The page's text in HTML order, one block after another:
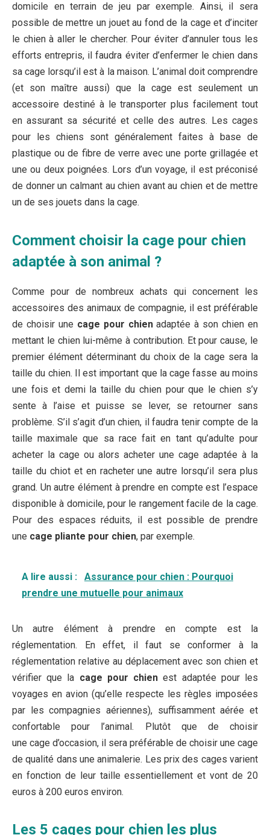
domicile en terrain de jeu par exemple. Ainsi, il sera
possible de mettre un jouet au fond de la cage et d’inciter
le chien à aller le chercher. Pour éviter d’annuler tous les
efforts entrepris, il faudra éviter d’enfermer le chien dans
sa cage lorsqu’il est à la maison. L’animal doit comprendre
(et son maître aussi) que la cage est seulement un
accessoire destiné à le transporter plus facilement tout
en assurant sa sécurité et celle des autres. Les cages
pour les chiens sont généralement faites à base de
plastique ou de fibre de verre avec une porte grillagée et
une ou deux poignées. Lors d’un voyage, il est préconisé
de donner un calmant au chien avant au chien et de mettre
un de ses jouets dans la cage.
Comment choisir la cage pour chien
adaptée à son animal ?
Comme pour de nombreux achats qui concernent les
accessoires des animaux de compagnie, il est préférable
de choisir une cage pour chienadaptée à son chien en
mettant le chien lui-même à contribution. Et pour cause, le
premier élément déterminant du choix de la cage sera la
taille du chien. Il est important que la cage fasse au moins
une fois et demi la taille du chien pour que le chien s’y
sente à l’aise et puisse se lever, se retourner sans
problème. S’il s’agit d’un chien, il faudra tenir compte de la
taille maximale que sa race fait en tant qu’adulte pour
acheter la cage ou alors acheter une cage adaptée à la
taille du chiot et en racheter une autre lorsqu’il sera plus
grand. Un autre élément à prendre en compte est l’espace
disponible à domicile, pour le rangement facile de la cage.
Pour des espaces réduits, il est possible de prendre
une cage pliante pour chien, par exemple.
A lire aussi :
Assurance pour chien : Pourquoi
prendre une mutuelle pour animaux
Un autre élément à prendre en compte est la
réglementation. En effet, il faut se conformer à la
réglementation relative au déplacement avec son chien et
vérifier que la cage pour chienest adaptée pour les
voyages en avion (qu’elle respecte les règles imposées
par les compagnies aériennes), suffisamment aérée et
confortable pour l’animal. Plutôt que de choisir
une cage d’occasion, il sera préférable de choisir une cage
de qualité dans une animalerie. Les prix des cages varient
en fonction de leur taille essentiellement et vont de 20
euros à 200 euros environ.
Les 5 cages pour chien les plus